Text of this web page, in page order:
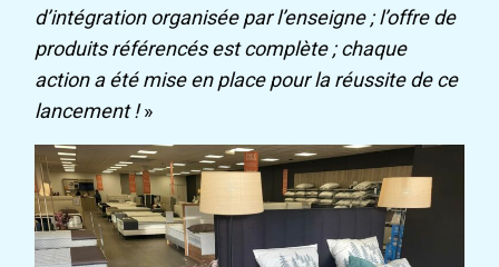
d’intégration organisée par l’enseigne ; l’offre de
produits référencés est complète ; chaque
action a été mise en place pour la réussite de ce
lancement !»